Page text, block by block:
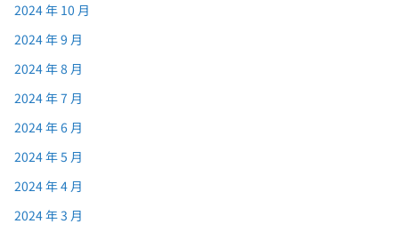
2024 年 10 月
2024 年 9 月
2024 年 8 月
2024 年 7 月
2024 年 6 月
2024 年 5 月
2024 年 4 月
2024 年 3 月